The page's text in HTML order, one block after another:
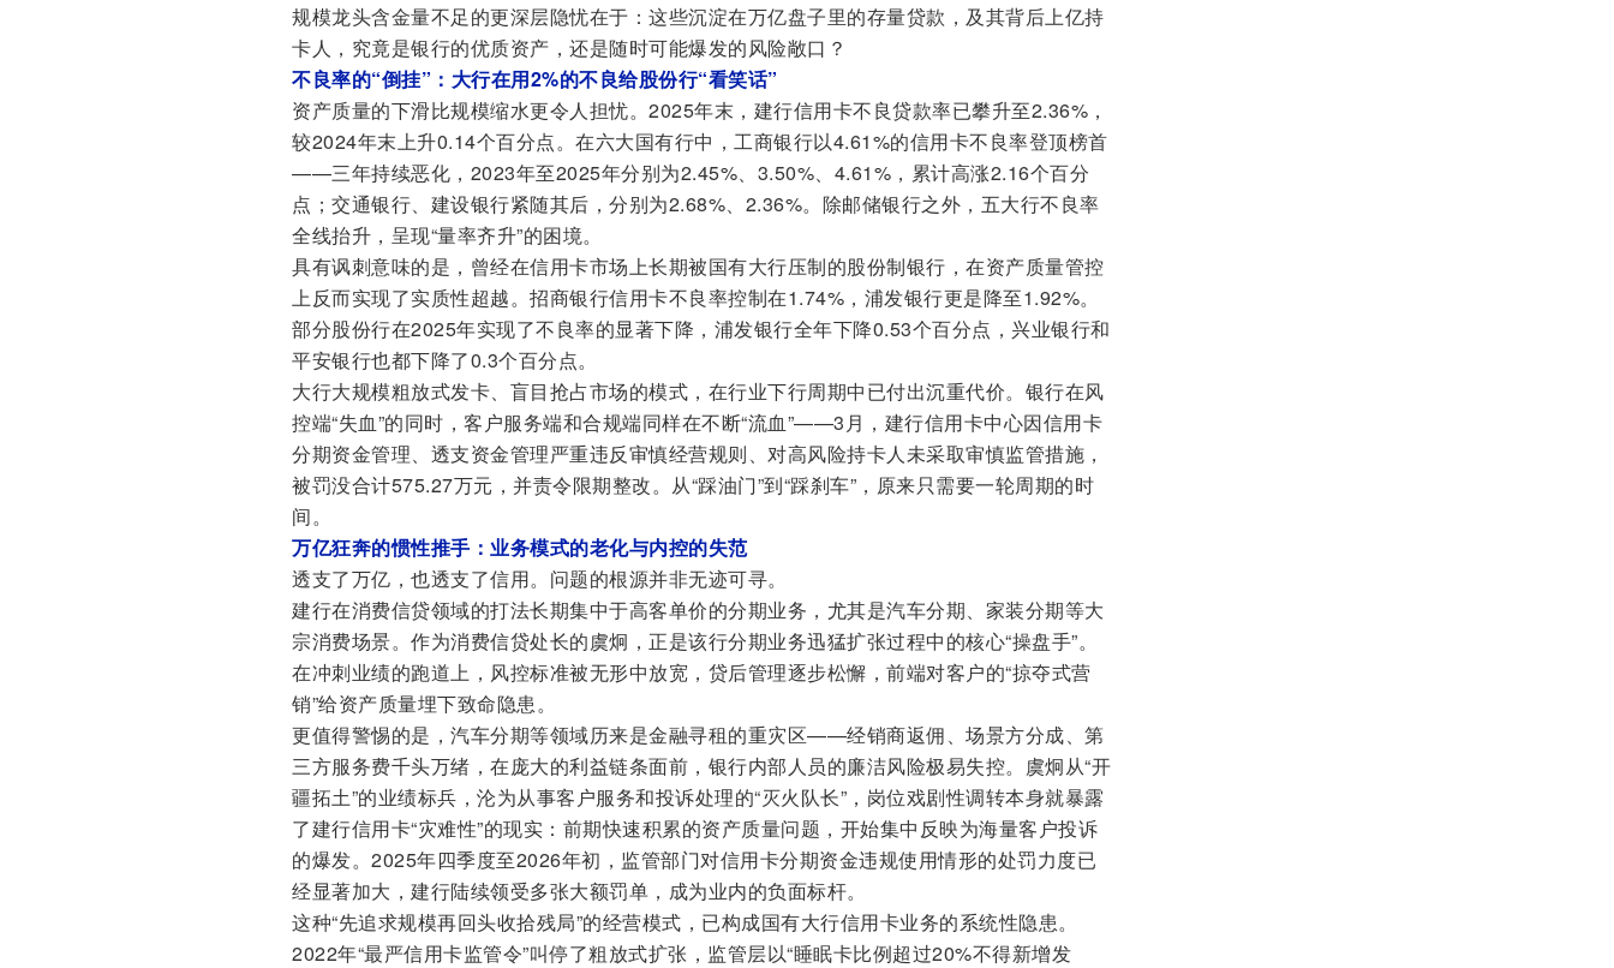
规模龙头含金量不足的更深层隐忧在于：这些沉淀在万亿盘子里的存量贷款，及其背后上亿持
卡人，究竟是银行的优质资产，还是随时可能爆发的风险敞口？
不良率的“倒挂”：大行在用2%的不良给股份行“看笑话”
资产质量的下滑比规模缩水更令人担忧。2025年末，建行信用卡不良贷款率已攀升至2.36%，
较2024年末上升0.14个百分点。在六大国有行中，工商银行以4.61%的信用卡不良率登顶榜首
——三年持续恶化，2023年至2025年分别为2.45%、3.50%、4.61%，累计高涨2.16个百分
点；交通银行、建设银行紧随其后，分别为2.68%、2.36%。除邮储银行之外，五大行不良率
全线抬升，呈现“量率齐升”的困境。
具有讽刺意味的是，曾经在信用卡市场上长期被国有大行压制的股份制银行，在资产质量管控
上反而实现了实质性超越。招商银行信用卡不良率控制在1.74%，浦发银行更是降至1.92%。
部分股份行在2025年实现了不良率的显著下降，浦发银行全年下降0.53个百分点，兴业银行和
平安银行也都下降了0.3个百分点。
大行大规模粗放式发卡、盲目抢占市场的模式，在行业下行周期中已付出沉重代价。银行在风
控端“失血”的同时，客户服务端和合规端同样在不断“流血”——3月，建行信用卡中心因信用卡
分期资金管理、透支资金管理严重违反审慎经营规则、对高风险持卡人未采取审慎监管措施，
被罚没合计575.27万元，并责令限期整改。从“踩油门”到“踩刹车”，原来只需要一轮周期的时
间。
万亿狂奔的惯性推手：业务模式的老化与内控的失范
透支了万亿，也透支了信用。问题的根源并非无迹可寻。
建行在消费信贷领域的打法长期集中于高客单价的分期业务，尤其是汽车分期、家装分期等大
宗消费场景。作为消费信贷处长的虞炯，正是该行分期业务迅猛扩张过程中的核心“操盘手”。
在冲刺业绩的跑道上，风控标准被无形中放宽，贷后管理逐步松懈，前端对客户的“掠夺式营
销”给资产质量埋下致命隐患。
更值得警惕的是，汽车分期等领域历来是金融寻租的重灾区——经销商返佣、场景方分成、第
三方服务费千头万绪，在庞大的利益链条面前，银行内部人员的廉洁风险极易失控。虞炯从“开
疆拓土”的业绩标兵，沦为从事客户服务和投诉处理的“灭火队长”，岗位戏剧性调转本身就暴露
了建行信用卡“灾难性”的现实：前期快速积累的资产质量问题，开始集中反映为海量客户投诉
的爆发。2025年四季度至2026年初，监管部门对信用卡分期资金违规使用情形的处罚力度已
经显著加大，建行陆续领受多张大额罚单，成为业内的负面标杆。
这种“先追求规模再回头收拾残局”的经营模式，已构成国有大行信用卡业务的系统性隐患。
2022年“最严信用卡监管令”叫停了粗放式扩张，监管层以“睡眠卡比例超过20%不得新增发